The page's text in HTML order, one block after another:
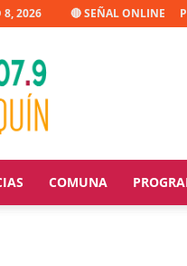
8, 2026 🔴 SEÑAL ONLINE
COMUNA